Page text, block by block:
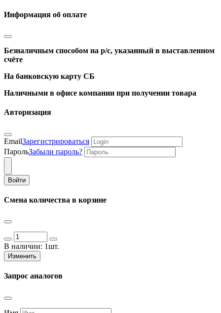
Информация об оплате
Безналичным способом на р/с, указанный в выставленном
счёте
На банковскую карту СБ
Наличными в офисе компании при получении товара
Авторизация
EmailЗарегистрироваться
ПарольЗабыли пароль?
Войти
Смена количества в корзине
В наличии: 1шт.
Изменить
Запрос аналогов